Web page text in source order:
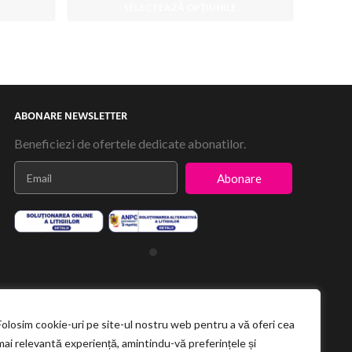
cookie-uri pe site-ul nostru web pentru a vă oferi cea
relevantă experiență, amintindu-vă preferințele și
ABONARE NEWSLETTER
Beneficiezi de ofertele dedicate abonatilor.
Abonare